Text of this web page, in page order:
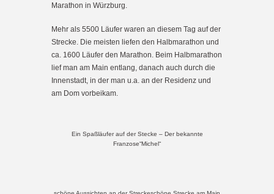
Marathon in Würzburg.
Mehr als 5500 Läufer waren an diesem Tag auf der
Strecke. Die meisten liefen den Halbmarathon und
ca. 1600 Läufer den Marathon. Beim Halbmarathon
lief man am Main entlang, danach auch durch die
Innenstadt, in der man u.a. an der Residenz und
am Dom vorbeikam.
Ein Spaßläufer auf der Stecke – Der bekannte
Franzose“Michel“